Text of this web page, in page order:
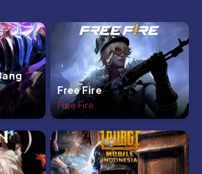
Free Fire
Free Fire